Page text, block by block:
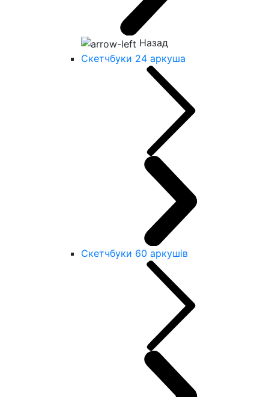
Назад
Скетчбуки 24 аркуша
Скетчбуки 60 аркушів